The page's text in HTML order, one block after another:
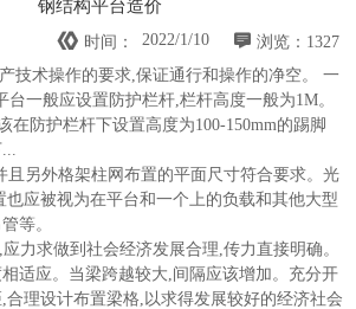
钢结构平台造价
 浏览：1327
 时间：
2022/1/10
技术操作的要求,保证通行和操作的净空。 一
台一般应设置防护栏杆,栏杆高度一般为1M。
在防护栏杆下设置高度为100-150mm的踢脚
且另外格架柱网布置的平面尺寸符合要求。光
也应被视为在平台和一个上的负载和其他大型
等。
力求做到社会经济发展合理,传力直接明确。
适应。当梁跨越较大,间隔应该增加。充分开
合理设计布置梁格,以求得发展较好的经济社会